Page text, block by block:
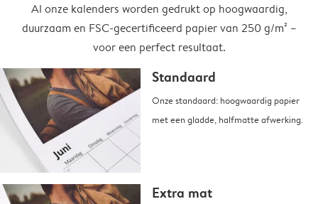
Al onze kalenders worden gedrukt op hoogwaardig,
duurzaam en FSC-gecertificeerd papier van 250 g/m² –
voor een perfect resultaat.
Standaard
Onze standaard: hoogwaardig papier
met een gladde, halfmatte afwerking.
Extra mat